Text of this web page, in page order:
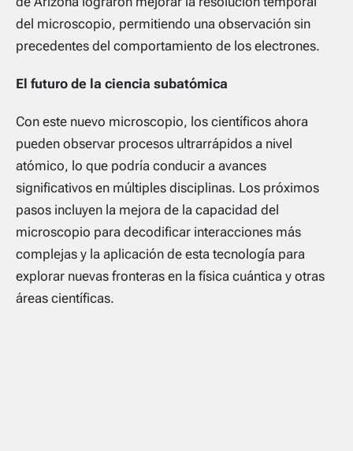
del microscopio, permitiendo una observación sin
precedentes del comportamiento de los electrones.
El futuro de la ciencia subatómica
Con este nuevo microscopio, los científicos ahora
pueden observar procesos ultrarrápidos a nivel
atómico, lo que podría conducir a avances
significativos en múltiples disciplinas. Los próximos
pasos incluyen la mejora de la capacidad del
microscopio para decodificar interacciones más
complejas y la aplicación de esta tecnología para
explorar nuevas fronteras en la física cuántica y otras
áreas científicas.